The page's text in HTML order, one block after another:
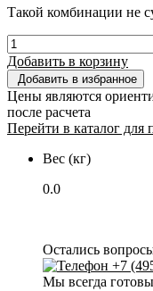
Такой комбинации не
Добавить в корзину
Добавить в избранное
Цены являются
после расчета
Перейти в каталог для
Вес (кг)
0.0
Остались
+7
Мы всегда